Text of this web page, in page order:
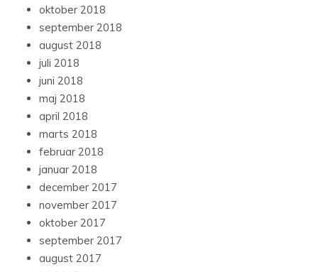
oktober 2018
september 2018
august 2018
juli 2018
juni 2018
maj 2018
april 2018
marts 2018
februar 2018
januar 2018
december 2017
november 2017
oktober 2017
september 2017
august 2017